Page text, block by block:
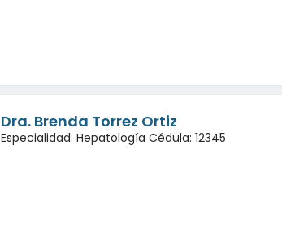
Dra. Brenda Torrez Ortiz
Especialidad: Hepatología Cédula: 12345